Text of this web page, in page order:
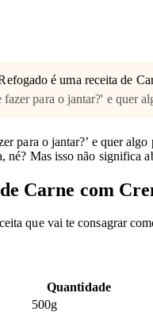
é uma receita de
fazer para o jantar?' e
para o jantar?’ e quer
né? Mas isso não significa
Carne com
que vai te consagrar
Quantidade
500g